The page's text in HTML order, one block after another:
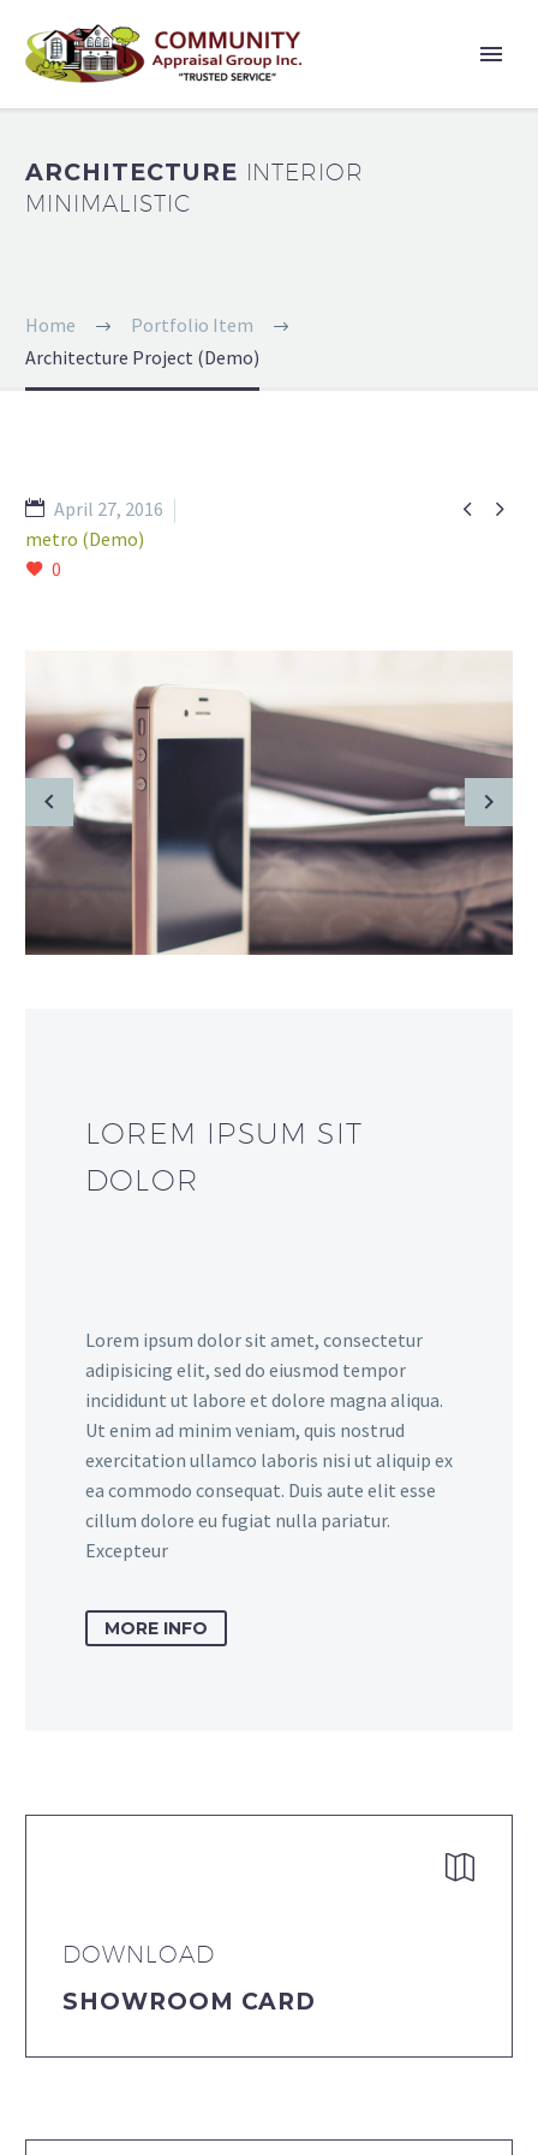
ARCHITECTURE INTERIOR
MINIMALISTIC
Home
Portfolio Item
Architecture Project (Demo)
 
April 27, 2016
metro (Demo)
0
LOREM IPSUM SIT
DOLOR
Lorem ipsum dolor sit amet, consectetur
adipisicing elit, sed do eiusmod tempor
incididunt ut labore et dolore magna aliqua.
Ut enim ad minim veniam, quis nostrud
exercitation ullamco laboris nisi ut aliquip ex
ea commodo consequat. Duis aute elit esse
cillum dolore eu fugiat nulla pariatur.
Excepteur
MORE INFO


DOWNLOAD
SHOWROOM CARD